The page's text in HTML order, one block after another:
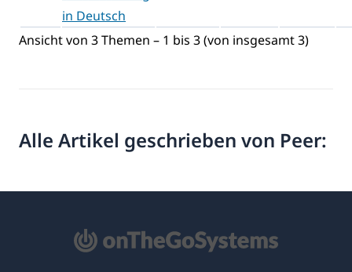
in Deutsch
Ansicht von 3 Themen – 1 bis 3 (von insgesamt 3)
Alle Artikel geschrieben von Peer: